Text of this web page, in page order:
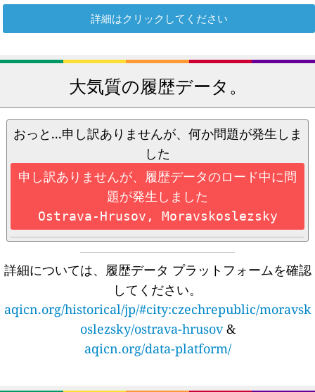
詳細はクリックしてください
大気質の履歴データ。
おっと...申し訳ありませんが、何か問題が発生しま
した
申し訳ありませんが、履歴データのロード中に問
題が発生しました
Ostrava-Hrusov, Moravskoslezsky
詳細については、履歴データ プラットフォームを確認
してください。
aqicn.org/historical/jp/#city:czechrepublic/moravsk
oslezsky/ostrava-hrusov&
aqicn.org/data-platform/